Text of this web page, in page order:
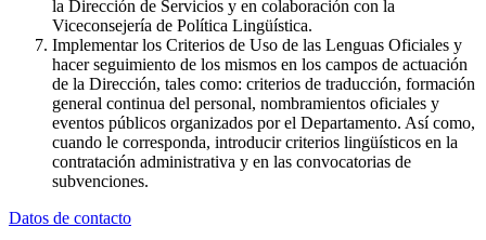
la Dirección de Servicios y en colaboración con la
Viceconsejería de Política Lingüística.
Implementar los Criterios de Uso de las Lenguas Oficiales y
hacer seguimiento de los mismos en los campos de actuación
de la Dirección, tales como: criterios de traducción, formación
general continua del personal, nombramientos oficiales y
eventos públicos organizados por el Departamento. Así como,
cuando le corresponda, introducir criterios lingüísticos en la
contratación administrativa y en las convocatorias de
subvenciones.
Datos de contacto